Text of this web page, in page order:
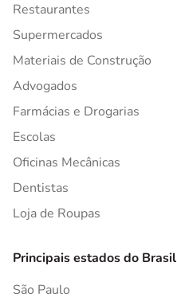
Restaurantes
Supermercados
Materiais de Construção
Advogados
Farmácias e Drogarias
Escolas
Oficinas Mecânicas
Dentistas
Loja de Roupas
Principais estados do Brasil
São Paulo